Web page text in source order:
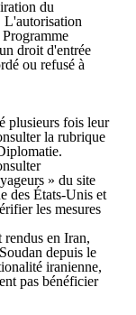
du
L'autorisation
droit d'entrée
ou refusé à
plusieurs fois leur
la rubrique
» du site
des États-Unis et
les mesures
rendus en Iran,
depuis le
iranienne,
pas bénéficier